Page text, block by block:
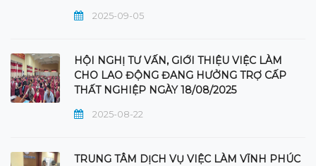
2025-09-05
HỘI NGHỊ TƯ VẤN, GIỚI THIỆU VIỆC LÀM
CHO LAO ĐỘNG ĐANG HƯỞNG TRỢ CẤP
THẤT NGHIỆP NGÀY 18/08/2025
2025-08-22
TRUNG TÂM DỊCH VỤ VIỆC LÀM VĨNH PHÚC